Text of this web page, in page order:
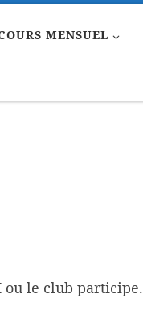
MENSUEL
ou le club participe.